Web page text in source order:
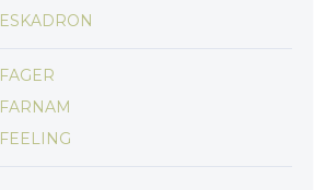
ESKADRON
FAGER
FARNAM
FEELING